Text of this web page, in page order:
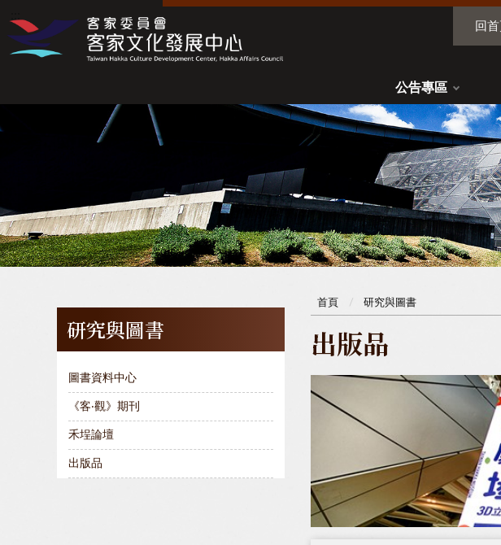
回
公告專區
研究與圖書
圖書資料中心
《客‧觀》期刊
禾埕論壇
出版品
首頁 研究與圖書
出版品